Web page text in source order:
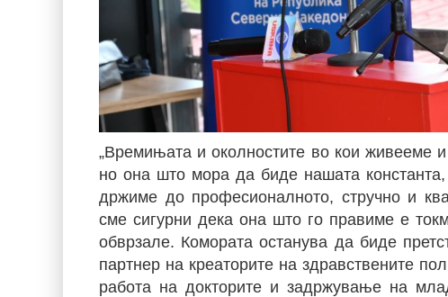
„Времињата и околностите во кои живееме
но она што мора да биде нашата
држиме до професионалното, стручно и
сме сигурни дека она што го правиме е
обврзале. Комората останува да биде
партнер на креаторите на здравствените
работа на докторите и задржување на